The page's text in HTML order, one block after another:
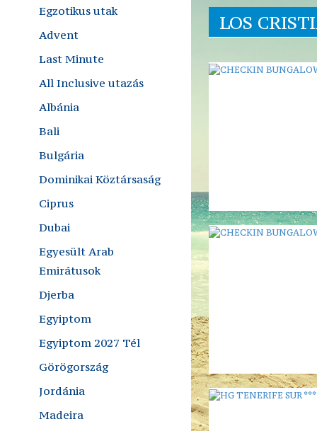
Egzotikus utak
Advent
Last Minute
All Inclusive utazás
Albánia
Bali
Bulgária
Dominikai Köztársaság
Ciprus
Dubai
Egyesült Arab
Emirátusok
Djerba
Egyiptom
Egyiptom 2027 Tél
Görögország
Jordánia
Madeira
LOS